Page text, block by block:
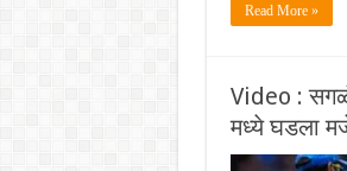
Read More »
Video :
मध्ये घडला